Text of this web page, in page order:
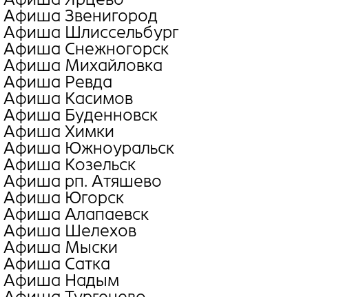
Афиша Звенигород
Афиша Шлиссельбург
Афиша Снежногорск
Афиша Михайловка
Афиша Ревда
Афиша Касимов
Афиша Буденновск
Афиша Химки
Афиша Южноуральск
Афиша Козельск
Афиша рп. Атяшево
Афиша Югорск
Афиша Алапаевск
Афиша Шелехов
Афиша Мыски
Афиша Сатка
Афиша Надым